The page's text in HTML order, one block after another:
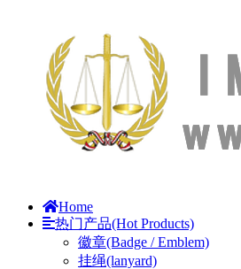
Home
热门产品(Hot Products)
徽章(Badge / Emblem)
挂绳(lanyard)